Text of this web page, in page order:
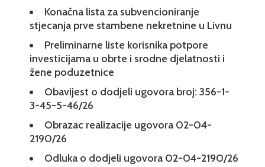
Konačna lista za subvencioniranje
stjecanja prve stambene nekretnine u Livnu
Preliminarne liste korisnika potpore
investicijama u obrte i srodne djelatnosti i
žene poduzetnice
Obavijest o dodjeli ugovora broj: 356-1-
3-45-5-46/26
Obrazac realizacije ugovora 02-04-
2190/26
Odluka o dodjeli ugovora 02-04-2190/26